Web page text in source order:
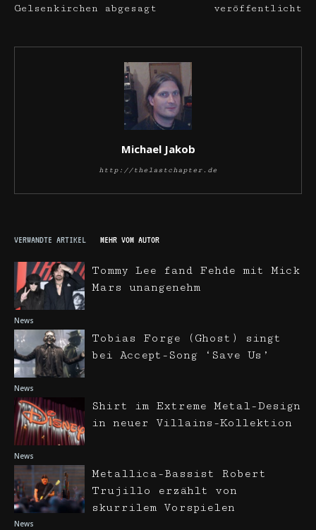
Gelsenkirchen abgesagt
veröffentlicht
Michael Jakob
http://thelastchapter.de
VERWANDTE ARTIKEL MEHR VOM AUTOR
News
Tommy Lee fand Fehde mit Mick
Mars unangenehm
News
Tobias Forge (Ghost) singt
bei Accept-Song ‘Save Us’
News
Shirt im Extreme Metal-Design
in neuer Villains-Kollektion
News
Metallica-Bassist Robert
Trujillo erzählt von
skurrilem Vorspielen